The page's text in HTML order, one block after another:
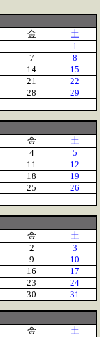
金
土
1
7
8
14
15
21
22
28
29
金
土
4
5
11
12
18
19
25
26
金
土
2
3
9
10
16
17
23
24
30 31
金
土